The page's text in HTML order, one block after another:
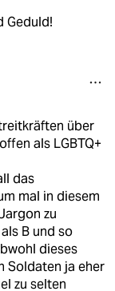
Geduld!
über
als LGBTQ+
das
mal in diesem
zu
B und so
dieses
Soldaten ja eher
zu selten